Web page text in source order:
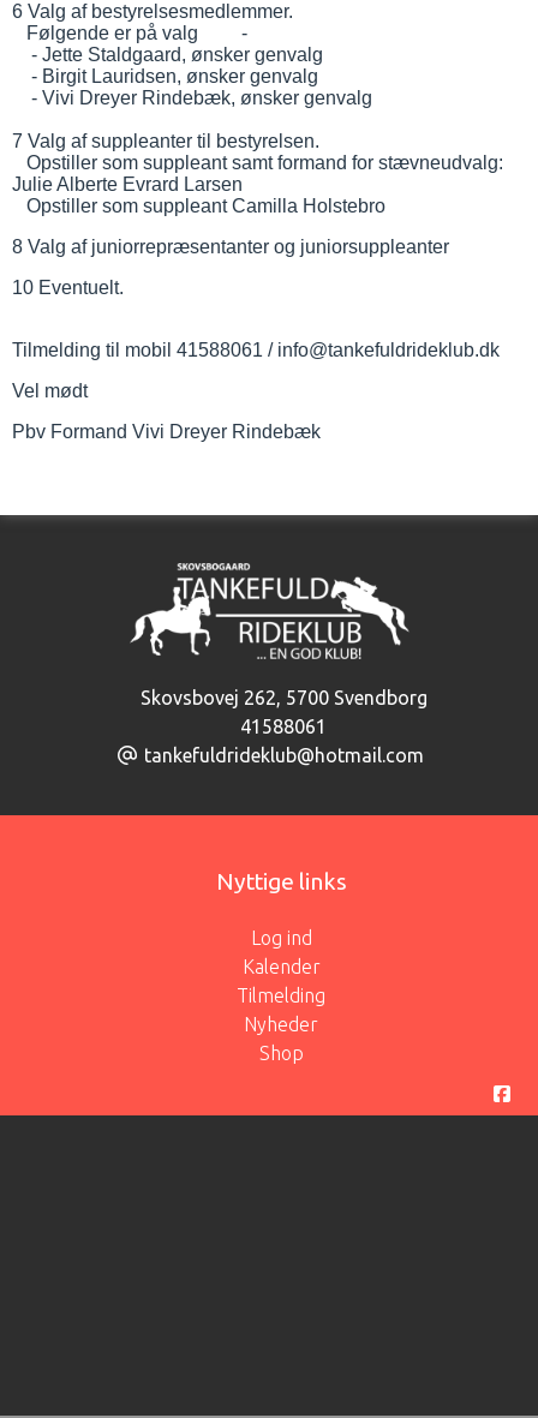
6 Valg af bestyrelsesmedlemmer.
Følgende er på valg -
- Jette Staldgaard, ønsker genvalg
- Birgit Lauridsen, ønsker genvalg
- Vivi Dreyer Rindebæk, ønsker genvalg
7 Valg af suppleanter til bestyrelsen.
Opstiller som suppleant samt formand for stævneudvalg:
Julie Alberte Evrard Larsen
Opstiller som suppleant Camilla Holstebro
8 Valg af juniorrepræsentanter og juniorsuppleanter
10 Eventuelt.
Tilmelding til mobil 41588061 / info@tankefuldrideklub.dk
Vel mødt
Pbv Formand Vivi Dreyer Rindebæk
Skovsbovej 262, 5700 Svendborg
41588061
tankefuldrideklub@hotmail.com
Nyttige links
Log ind
Kalender
Tilmelding
Nyheder
Shop